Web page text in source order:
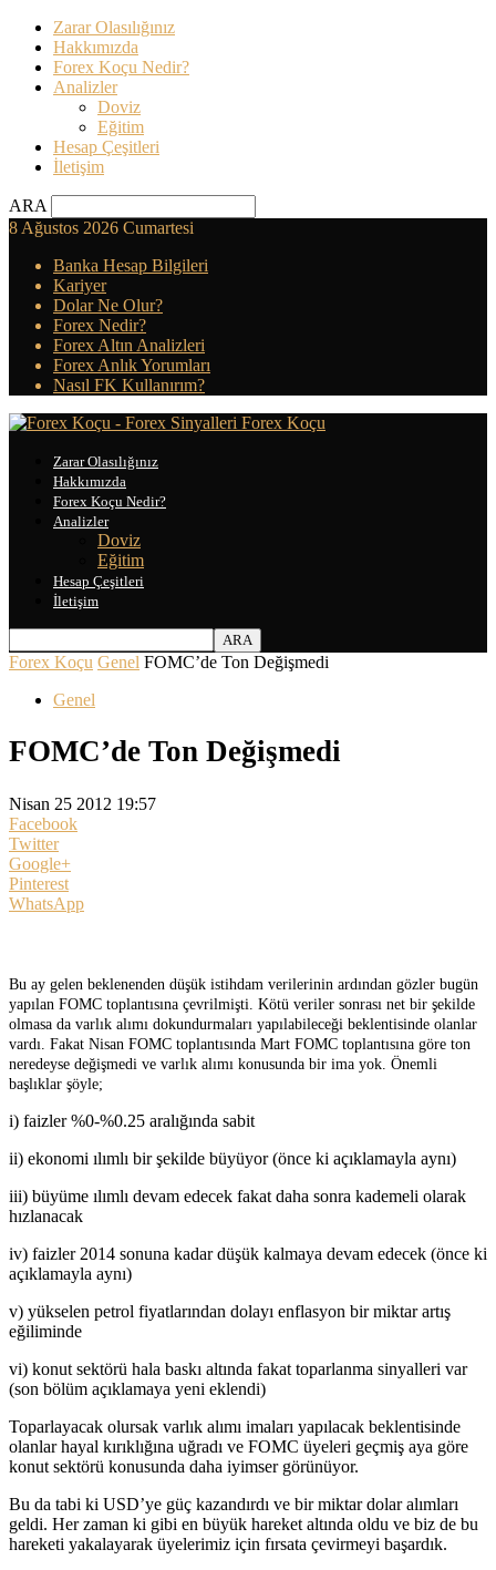
Zarar Olasılığınız
Hakkımızda
Forex Koçu Nedir?
Analizler
Doviz
Eğitim
Hesap Çeşitleri
İletişim
ARA
8 Ağustos 2026 Cumartesi
Banka Hesap Bilgileri
Kariyer
Dolar Ne Olur?
Forex Nedir?
Forex Altın Analizleri
Forex Anlık Yorumları
Nasıl FK Kullanırım?
Forex Koçu
Zarar Olasılığınız
Hakkımızda
Forex Koçu Nedir?
Analizler
Doviz
Eğitim
Hesap Çeşitleri
İletişim
Forex Koçu Genel FOMC’de Ton Değişmedi
Genel
FOMC’de Ton Değişmedi
Nisan 25 2012 19:57
Facebook
Twitter
Google+
Pinterest
WhatsApp
Bu ay gelen beklenenden düşük istihdam verilerinin ardından gözler bugün
yapılan FOMC toplantısına çevrilmişti. Kötü veriler sonrası net bir şekilde
olmasa da varlık alımı dokundurmaları yapılabileceği beklentisinde olanlar
vardı. Fakat Nisan FOMC toplantısında Mart FOMC toplantısına göre ton
neredeyse değişmedi ve varlık alımı konusunda bir ima yok. Önemli
başlıklar şöyle;
i) faizler %0-%0.25 aralığında sabit
ii) ekonomi ılımlı bir şekilde büyüyor (önce ki açıklamayla aynı)
iii) büyüme ılımlı devam edecek fakat daha sonra kademeli olarak
hızlanacak
iv) faizler 2014 sonuna kadar düşük kalmaya devam edecek (önce ki
açıklamayla aynı)
v) yükselen petrol fiyatlarından dolayı enflasyon bir miktar artış
eğiliminde
vi) konut sektörü hala baskı altında fakat toparlanma sinyalleri var
(son bölüm açıklamaya yeni eklendi)
Toparlayacak olursak varlık alımı imaları yapılacak beklentisinde
olanlar hayal kırıklığına uğradı ve FOMC üyeleri geçmiş aya göre
konut sektörü konusunda daha iyimser görünüyor.
Bu da tabi ki USD’ye güç kazandırdı ve bir miktar dolar alımları
geldi. Her zaman ki gibi en büyük hareket altında oldu ve biz de bu
hareketi yakalayarak üyelerimiz için fırsata çevirmeyi başardık.